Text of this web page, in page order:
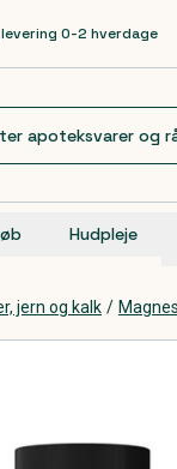
0-2 hverdage
Hudpleje
jern og kalk /